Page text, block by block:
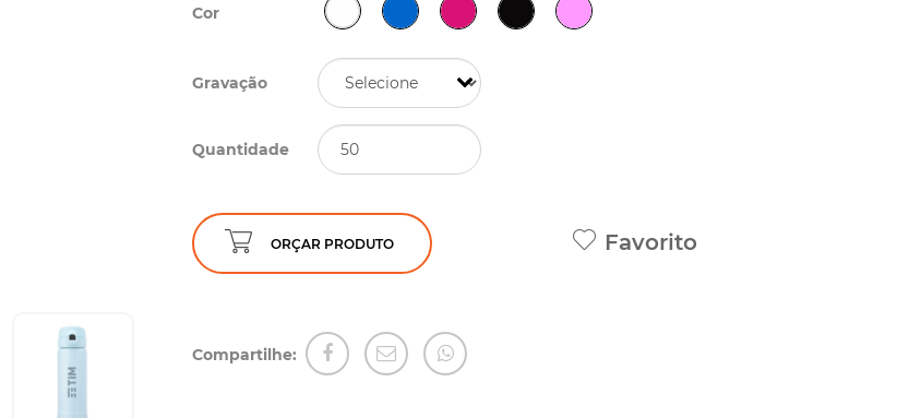
Cor
Gravação
Quantidade
ORÇAR PRODUTO Favorito
Compartilhe: